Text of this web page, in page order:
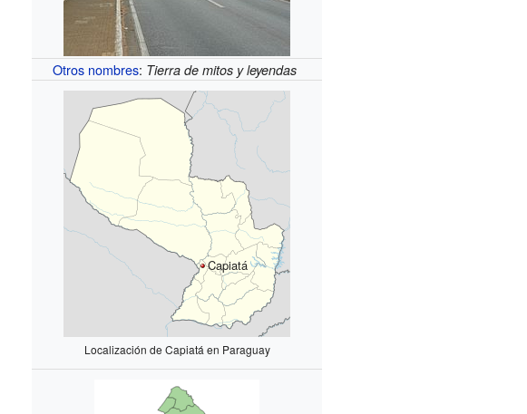
Otros nombres: Tierra de mitos y leyendas
Capiatá
Localización de Capiatá en Paraguay